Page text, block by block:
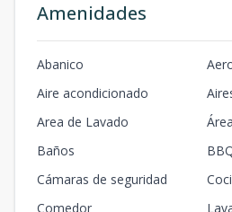
Amenidades
Abanico
Aire acondicionado
Area de Lavado
Baños
Cámaras de seguridad
Comedor